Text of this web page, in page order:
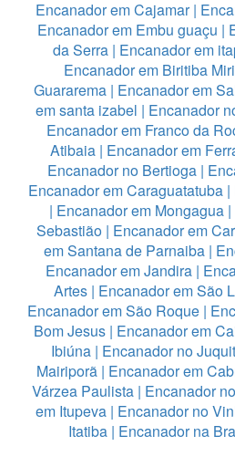
Encanador em Cajamar|
Encanador em Embu guaçu |
da Serra | Encanador em
Encanador em Biritiba
Guararema | Encanador em
em santa izabel | Encanador
Encanador em Franco da
Atibaia| Encanador em
Encanador no Bertioga |
Encanador em Caraguatatuba|
| Encanador em Mongagua|
Sebastião| Encanador em
em Santana de Parnaiba |
Encanador em Jandira|
Artes | Encanador em São
Encanador em São Roque |
Bom Jesus| Encanador em
Ibiúna| Encanador no
Mairiporã| Encanador em
Várzea Paulista| Encanador
em Itupeva | Encanador no
Itatiba | Encanador na